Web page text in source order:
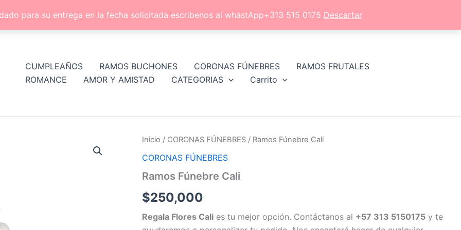
para su entrega en la fecha solicitada escribenos al whastApp+313 515 0175 Descartar
CUMPLEAÑOS RAMOS BUCHONES CORONAS FÚNEBRES
RAMOS FRUTALES
ROMANCE
AMOR Y AMISTAD CATEGORIAS Carrito
Inicio / CORONAS FÚNEBRES / Ramos Fúnebre Cali
CORONAS FÚNEBRES
Ramos Fúnebre Cali
$250,000
Regala Flores Cali es tu mejor opción. Contáctanos al +57 313 5150175 y te
Ramos
Cali